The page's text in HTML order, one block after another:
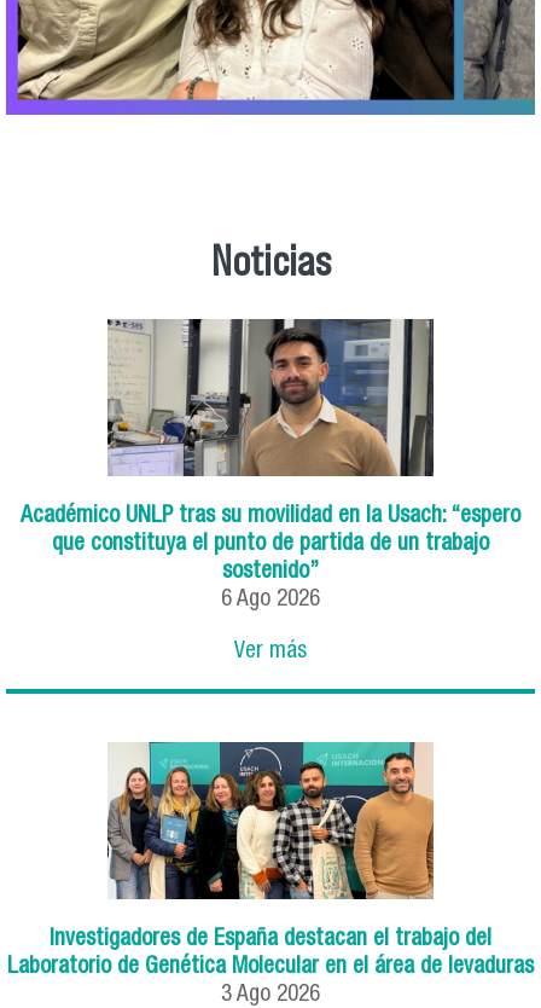
Noticias
Académico UNLP tras su movilidad en la Usach: “espero
que constituya el punto de partida de un trabajo
sostenido”
6 Ago 2026
Ver más
Investigadores de España destacan el trabajo del
Laboratorio de Genética Molecular en el área de levaduras
3 Ago 2026